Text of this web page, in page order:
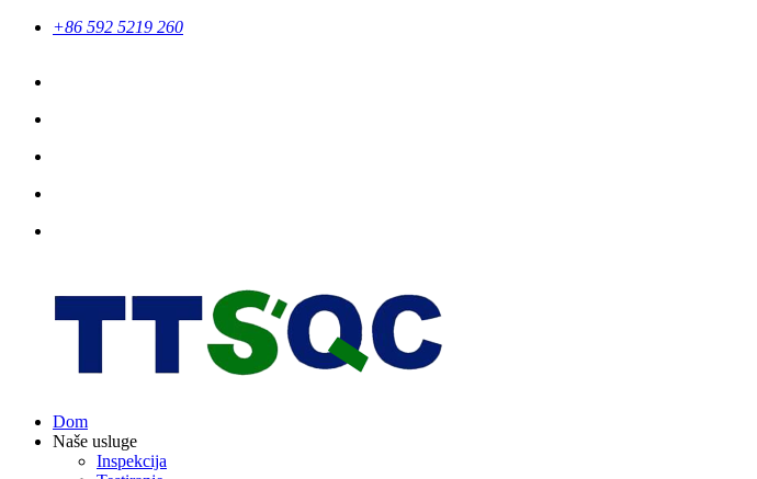
+86 592 5219 260
Dom
Naše usluge
Inspekcija